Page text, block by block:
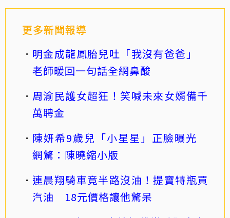
更多新聞報導
明金成龍鳳胎兒吐「我沒有爸爸」
老師暖回一句話全網鼻酸
周渝民護女超狂！笑喊未來女婿備千
萬聘金
陳妍希9歲兒「小星星」正臉曝光
網驚：陳曉縮小版
連晨翔騎車竟半路沒油！提寶特瓶買
汽油 18元價格讓他驚呆